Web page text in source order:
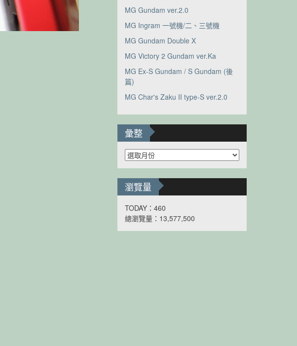
MG Gundam ver.2.0
MG Ingram 一號機/二、三號機
MG Gundam Double X
MG Victory 2 Gundam ver.Ka
MG Ex-S Gundam / S Gundam (後
篇)
MG Char's Zaku II type-S ver.2.0
彙整
彙
整
瀏覽量
TODAY：460
總瀏覽量：13,577,500